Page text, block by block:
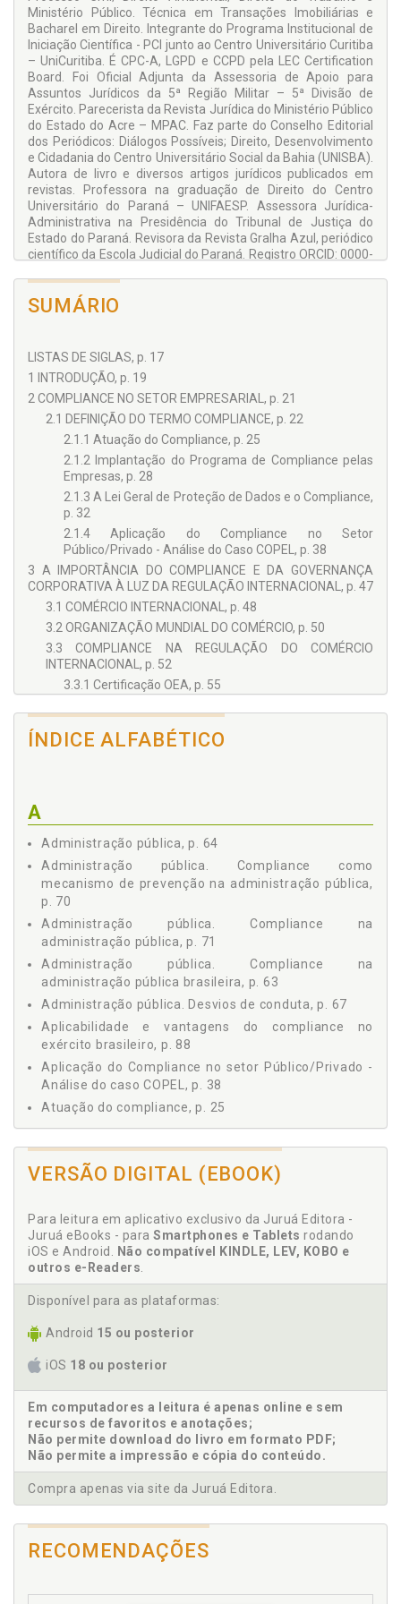
Ministério Público. Técnica em Transações Imobiliárias e
Bacharel em Direito. Integrante do Programa Institucional de
Iniciação Científica - PCI junto ao Centro Universitário Curitiba
– UniCuritiba. É CPC-A, LGPD e CCPD pela LEC Certification
Board. Foi Oficial Adjunta da Assessoria de Apoio para
Assuntos Jurídicos da 5ª Região Militar – 5ª Divisão de
Exército. Parecerista da Revista Jurídica do Ministério Público
do Estado do Acre – MPAC. Faz parte do Conselho Editorial
dos Periódicos: Diálogos Possíveis; Direito, Desenvolvimento
e Cidadania do Centro Universitário Social da Bahia (UNISBA).
Autora de livro e diversos artigos jurídicos publicados em
revistas. Professora na graduação de Direito do Centro
Universitário do Paraná – UNIFAESP. Assessora Jurídica-
Administrativa na Presidência do Tribunal de Justiça do
Estado do Paraná. Revisora da Revista Gralha Azul, periódico
científico da Escola Judicial do Paraná. Registro ORCID: 0000-
SUMÁRIO
LISTAS DE SIGLAS, p. 17
1 INTRODUÇÃO, p. 19
2 COMPLIANCE NO SETOR EMPRESARIAL, p. 21
2.1 DEFINIÇÃO DO TERMO COMPLIANCE, p. 22
2.1.1 Atuação do Compliance, p. 25
2.1.2 Implantação do Programa de Compliance pelas
Empresas, p. 28
2.1.3 A Lei Geral de Proteção de Dados e o Compliance,
p. 32
2.1.4 Aplicação do Compliance no Setor
Público/Privado - Análise do Caso COPEL, p. 38
3 A IMPORTÂNCIA DO COMPLIANCE E DA GOVERNANÇA
CORPORATIVA À LUZ DA REGULAÇÃO INTERNACIONAL, p. 47
3.1 COMÉRCIO INTERNACIONAL, p. 48
3.2 ORGANIZAÇÃO MUNDIAL DO COMÉRCIO, p. 50
3.3 COMPLIANCE NA REGULAÇÃO DO COMÉRCIO
INTERNACIONAL, p. 52
3.3.1 Certificação OEA, p. 55
Diretrizes Nacionais sobre Empresas e Direitos
Humanos - DNEDH, p. 57
4 O COMPLIANCE NA ADMINISTRAÇÃO PÚBLICA
BRASILEIRA, p. 63
4.1 A ADMINISTRAÇÃO PÚBLICA, p. 64
4.2 DESVIOS DE CONDUTA NA ADMINISTRAÇÃO PÚBLICA,
p. 67
4.3 LEGISLAÇÃO E MECANISMOS ANTICORRUPÇÃO, p. 68
4.4 O COMPLIANCE COMO MECANISMO DE PREVENÇÃO
NA ADMINISTRAÇÃO PÚBLICA, p. 70
4.4.1 Compliance na Administração Pública, p. 71
4.4.2 O Compliance e o Estado do Paraná e Ministério
Público da União e Militar, p. 73
5 COMPLIANCE E O EXÉRCITO BRASILEIRO, p. 81
5.1 O EXÉRCITO BRASILEIRO: PRINCÍPIOS DE ÉTICA E
5.2 PRÁTICAS DE COMPLIANCE NO EXÉRCITO
BRASILEIRO, p. 85
5.3 APLICABILIDADE E VANTAGENS DO COMPLIANCE NO
EXÉRCITO BRASILEIRO, p. 88
5.3.1 O Exército Brasileiro: Submissão às Normas e
Legislações Vigentes, p. 92
5.3.2 Práticas de Controle Interno e Gestão de Riscos já
6 CONSIDERAÇÕES FINAIS, p. 99
REFERÊNCIAS, p. 101
ÍNDICE ALFABÉTICO
A
Administração pública, p. 64
Administração pública. Compliance como
mecanismo de prevenção na administração pública,
p. 70
Administração pública. Compliance na
administração pública, p. 71
Administração pública. Compliance na
administração pública brasileira, p. 63
Administração pública. Desvios de conduta, p. 67
Aplicabilidade e vantagens do compliance no
exército brasileiro, p. 88
Aplicação do Compliance no setor Público/Privado -
Análise do caso COPEL, p. 38
Atuação do compliance, p. 25
B
Boas práticas. Importância dos programas de
corporativa no contexto internacional, p. 59
C
Comércio internacional, p. 48
Comércio internacional. Compliance na regulação do
Compliance como mecanismo de prevenção na
administração pública, p. 70
Compliance e o Estado do Paraná e Ministério
Público da União e Militar, p. 73
Compliance e o exército brasileiro, p. 81
Compliance na administração pública brasileira, p.
Compliance na regulação do comércio internacional,
p. 52
VERSÃO DIGITAL (EBOOK)
Para leitura em aplicativo exclusivo da Juruá Editora -
Juruá eBooks - para Smartphones e Tablets rodando
iOS e Android. Não compatível KINDLE, LEV, KOBO e
outros e-Readers.
Disponível para as plataformas:
Android 15 ou posterior
iOS 18 ou posterior
Em computadores a leitura é apenas online e sem
recursos de favoritos e anotações;
Não permite download do livro em formato PDF;
Não permite a impressão e cópia do conteúdo.
Compra apenas via site da Juruá Editora.
RECOMENDAÇÕES